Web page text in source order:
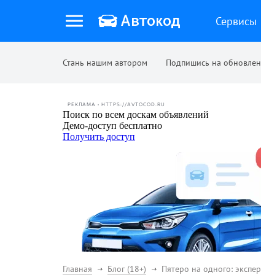
Сервисы
Стань нашим автором Подпишись на
РЕКЛАМА • HTTPS://AVTOCOD.RU
Главная Блог (18+) Пятеро на одного: